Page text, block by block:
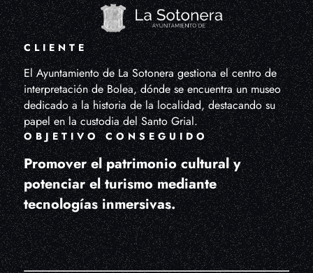
CLIENTE
El Ayuntamiento de La Sotonera gestiona el centro de
interpretación de Bolea, dónde se encuentra un museo
dedicado a la historia de la localidad, destacando su
papel en la custodia del Santo Grial.
OBJETIVO CONSEGUIDO
Promover el patrimonio cultural y
potenciar el turismo mediante
tecnologías inmersivas.